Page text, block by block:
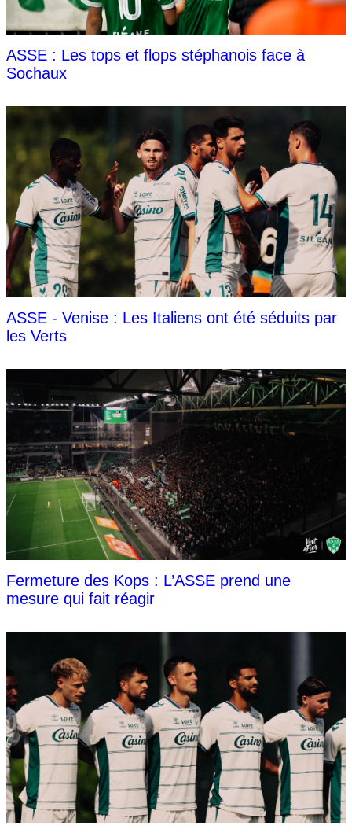
ASSE : Les tops et flops stéphanois face à
Sochaux
ASSE - Venise : Les Italiens ont été séduits par
les Verts
Fermeture des Kops : L’ASSE prend une
mesure qui fait réagir